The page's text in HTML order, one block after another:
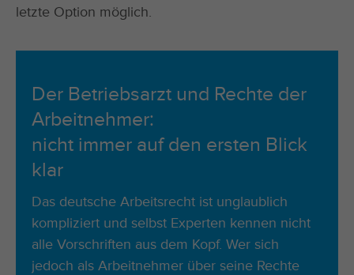
letzte Option möglich.
Der Betriebsarzt und Rechte der
Arbeitnehmer:
nicht immer auf den ersten Blick
klar
Das deutsche Arbeitsrecht ist unglaublich
kompliziert und selbst Experten kennen nicht
alle Vorschriften aus dem Kopf. Wer sich
jedoch als Arbeitnehmer über seine Rechte